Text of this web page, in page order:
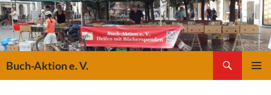
Buch-Aktion e. V.